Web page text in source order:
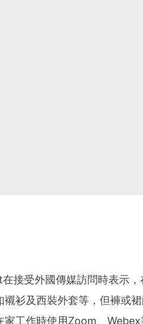
接受外國傳媒訪問時表示，
衫及西裝外套等，但褲或
工作時使用Zoom、